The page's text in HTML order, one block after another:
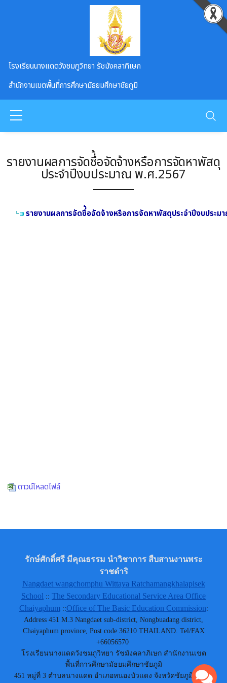
โรงเรียนนางแดดวังชมภูวิทยา รัชมังคลาภิเษก
สำนักงานเขตพื้นที่การศึกษามัธยมศึกษาชัยภูมิ
รายงานผลการจัดซื่้อจัดจ้างหรือการจัดหาพัสดุ
ประจำปีงบประมาณ พ.ศ.2567
รายงานผลการจัดซื่้อจัดจ้างหรือการจัดหาพัสดุประจำปีงบประ
ดาวน์โหลดไฟล์
รักษ์ศักดิ์ศรี มีคุณธรรม นำวิชาการ สืบสานงานพระ
ราชดำริ
Nangdaet wangchomphu Wittaya Ratchamangkhalapisek
School :: The Secondary Educational Service Area Office
Chaiyaphum::Office of The Basic Education Commission:
Address 451 M.3 Nangdaet sub-district, Nongbuadang district,
Chaiyaphum province, Post code 36210 THAILAND. Tel/FAX
+66056570
โรงเรียนนางแดดวังชมภูวิทยา รัชมังคลาภิเษก สำนักงานเขต
พื้นที่การศึกษามัธยมศึกษาชัยภูมิ
451 หมู่ที่ 3 ตำบลนางแดด อำเภอหนองบัวแดง จังหวัดชัยภูมิ 36210